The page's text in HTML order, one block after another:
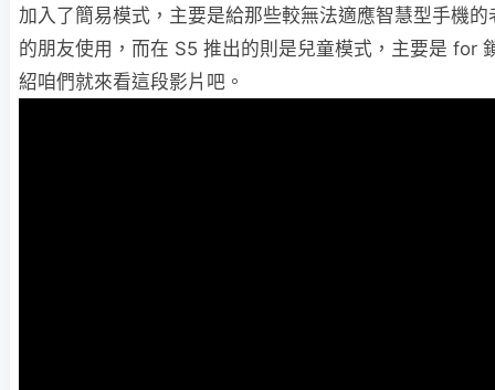
加入了簡易模式，主要是給那些較無法適應智慧型手機
的朋友使用，而在 S5 推出的則是兒童模式，主要是 for
紹咱們就來看這段影片吧。